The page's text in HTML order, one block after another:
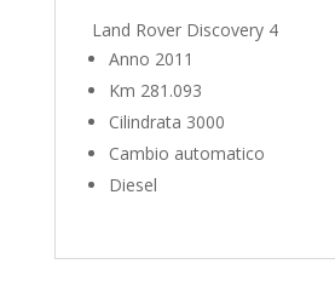
Land Rover Discovery 4
Anno 2011
Km 281.093
Cilindrata 3000
Cambio automatico
Diesel